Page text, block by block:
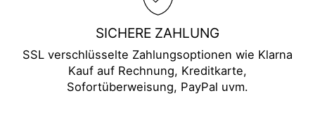
SICHERE ZAHLUNG
SSL verschlüsselte Zahlungsoptionen wie Klarna
Kauf auf Rechnung, Kreditkarte,
Sofortüberweisung, PayPal uvm.